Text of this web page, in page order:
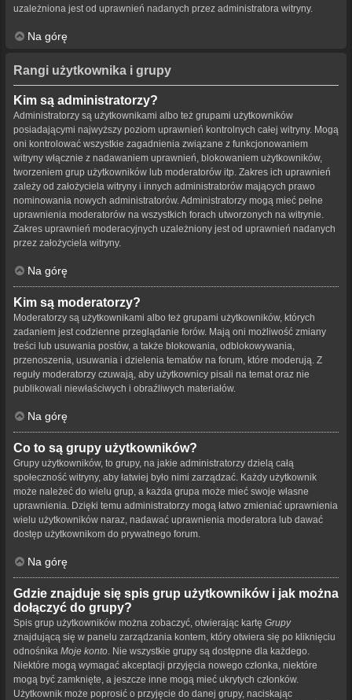
uzależniona jest od uprawnień nadanych przez administratora witryny.
Na górę
Rangi użytkownika i grupy
Kim są administratorzy?
Administratorzy są użytkownikami albo też grupami użytkowników
posiadającymi najwyższy poziom uprawnień kontrolnych całej witryny. Mogą
oni kontrolować wszystkie zagadnienia związane z funkcjonowaniem
witryny włącznie z nadawaniem uprawnień, blokowaniem użytkowników,
tworzeniem grup użytkowników lub moderatorów itp. Zakres ich uprawnień
zależy od założyciela witryny i innych administratorów mających prawo
nominowania nowych administratorów. Administratorzy mogą mieć pełne
uprawnienia moderatorów na wszystkich forach utworzonych na witrynie.
Zakres uprawnień moderacyjnych uzależniony jest od uprawnień nadanych
przez założyciela witryny.
Na górę
Kim są moderatorzy?
Moderatorzy są użytkownikami albo też grupami użytkowników, których
zadaniem jest codzienne przeglądanie forów. Mają oni możliwość zmiany
treści lub usuwania postów, a także blokowania, odblokowywania,
przenoszenia, usuwania i dzielenia tematów na forum, które moderują. Z
reguły moderatorzy czuwają, aby użytkownicy pisali na temat oraz nie
publikowali niewłaściwych i obraźliwych materiałów.
Na górę
Co to są grupy użytkowników?
Grupy użytkowników, to grupy, na jakie administratorzy dzielą całą
społeczność witryny, aby łatwiej było nimi zarządzać. Każdy użytkownik
może należeć do wielu grup, a każda grupa może mieć swoje własne
uprawnienia. Dzięki temu administratorzy mogą łatwo zmieniać uprawnienia
wielu użytkowników naraz, nadawać uprawnienia moderatora lub dawać
dostęp użytkownikom do prywatnego forum.
Na górę
Gdzie znajduje się spis grup użytkowników i jak można
dołączyć do grupy?
Spis grup użytkowników można zobaczyć, otwierając kartę Grupy
znajdującą się w panelu zarządzania kontem, który otwiera się po kliknięciu
odnośnika Moje konto . Nie wszystkie grupy są dostępne dla każdego.
Niektóre mogą wymagać akceptacji przyjęcia nowego członka, niektóre
mogą być zamknięte, a jeszcze inne mogą mieć ukrytych członków.
Użytkownik może poprosić o przyjęcie do danej grupy, naciskając